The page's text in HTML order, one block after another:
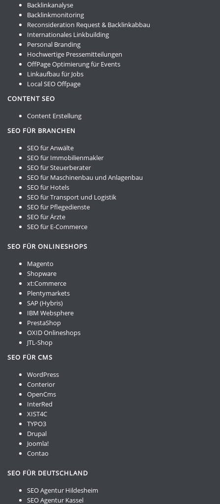
Backlinkanalyse
Backlinkmonitoring
Reconsideration Request & Backlinkabbau
Internationales Linkbuilding
Personal Branding
Hochwertige Pressemitteilungen
OffPage Optimierung für Events
Linkaufbau für Jobs
Local SEO Offpage
CONTENT SEO
Content Erstellung
SEO FÜR BRANCHEN
SEO für Anwälte
SEO für Immobilienmakler
SEO für Steuerberater
SEO für Maschinenbau und Anlagenbau
SEO für Hotels
SEO für Transport und Logistik
SEO für Pflegedienste
SEO für Ärzte
SEO für E-Commerce
SEO FÜR ONLINESHOPS
Magento
Shopware
xt:Commerce
Plentymarkets
SAP (Hybris)
IBM Websphere
PrestaShop
OXID Onlineshops
JTL-Shop
SEO FÜR CMS
WordPress
Conterior
OpenCms
InterRed
XIST4C
TYPO3
Drupal
Joomla!
Contao
SEO FÜR DEUTSCHLAND
SEO Agentur Hildesheim
SEO Agentur Kassel